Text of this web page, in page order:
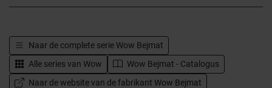
Naar de complete serieWow Bejmat
Alle series van Wow
Wow Bejmat - Catalogus
Naar de website van de fabrikant Wow Bejmat